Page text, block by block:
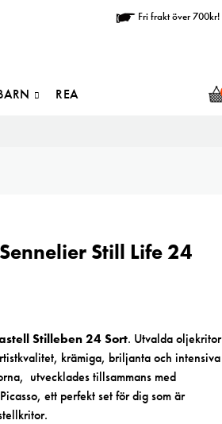
Fri frakt över 700kr!
REA
Still Life 24
Stilleben 24 Sort. Utvalda oljekritor
krämiga, briljanta och intensiva
utvecklades tillsammans med
ett perfekt set för dig som är